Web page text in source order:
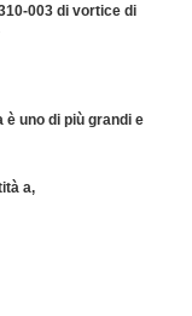
003 di vortice di
uno di più grandi e
a,